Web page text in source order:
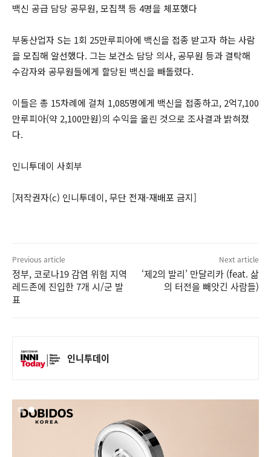
백신 공급 담당 공무원, 모집책 등 4명을 체포했다
부동산업자 S는 1회 25만루피아에 백신을 접종 받고자 하는 사람
을 모집해 알선했다. 그는 보건소 담당 의사, 공무원 등과 결탁해
수감자와 공무원들에게 할당된 백신을 빼돌렸다.
이들은 총 15차례에 걸쳐 1,085명에게 백신을 접종하고, 2억7,100
만루피아(약 2,100만원)의 수익을 올린 것으로 조사결과 밝혀졌
다.
인니투데이 사회부
[저작권자(c) 인니투데이, 무단 전재-재배포 금지]
Previous article
정부, 코로나19 감염 위험 지역
레드존에 진입한 7개 시/군 발
표
Next article
‘제2의 발리’ 만달리카 (feat. 삶
의 터전을 빼앗긴 사람들)
인니투데이